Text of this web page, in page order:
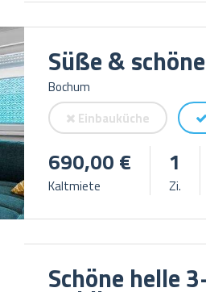
Süße &
Bochum
Einbauküche
690,00 €
Kaltmiete
1
Zi.
Schöne helle